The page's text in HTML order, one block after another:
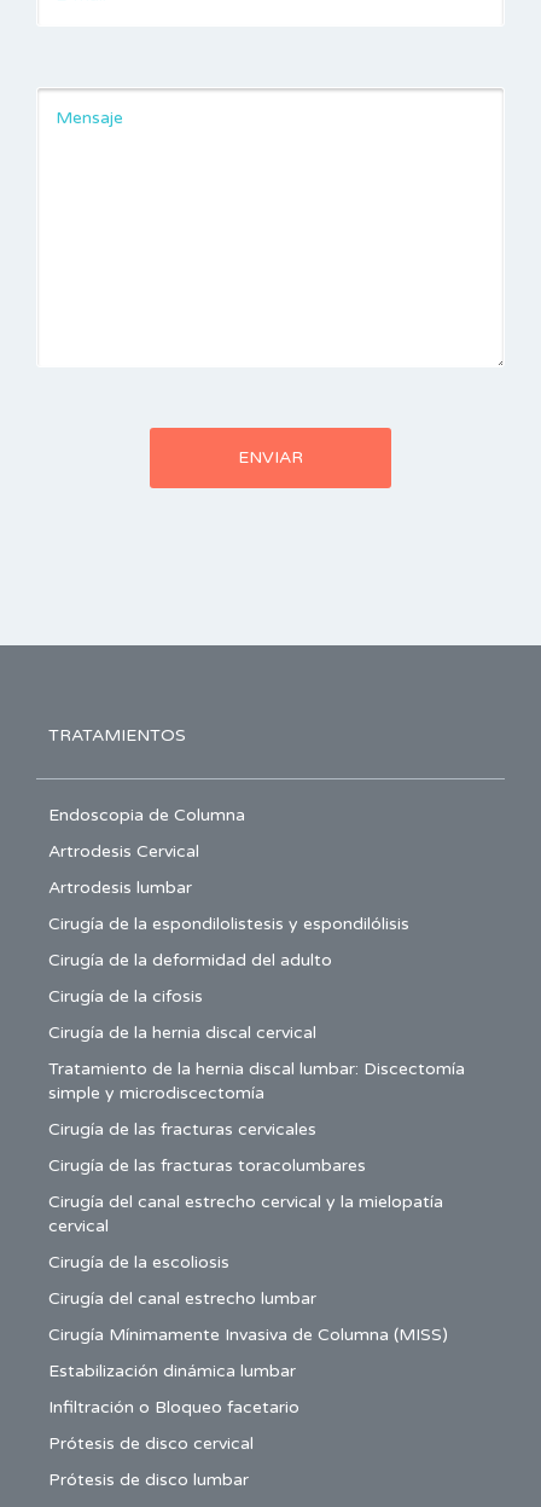
TRATAMIENTOS
Endoscopia de Columna
Artrodesis Cervical
Artrodesis lumbar
Cirugía de la espondilolistesis y espondilólisis
Cirugía de la deformidad del adulto
Cirugía de la cifosis
Cirugía de la hernia discal cervical
Tratamiento de la hernia discal lumbar: Discectomía
simple y microdiscectomía
Cirugía de las fracturas cervicales
Cirugía de las fracturas toracolumbares
Cirugía del canal estrecho cervical y la mielopatía
cervical
Cirugía de la escoliosis
Cirugía del canal estrecho lumbar
Cirugía Mínimamente Invasiva de Columna (MISS)
Estabilización dinámica lumbar
Infiltración o Bloqueo facetario
Prótesis de disco cervical
Prótesis de disco lumbar